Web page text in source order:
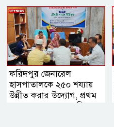
ফরিদপুর জেনারেল
হাসপাতালকে ২৫০ শয্যায়
উন্নীত করার উদ্যোগ, প্রথম
ব্যবস্থাপনা সভায় এমপি